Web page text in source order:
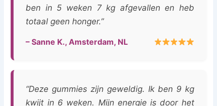
ben in 5 weken 7 kg afgevallen en heb
totaal geen honger.”
– Sanne K., Amsterdam, NL
“Deze gummies zijn geweldig. Ik ben 9 kg
kwijt in 6 weken. Mijn energie is door het